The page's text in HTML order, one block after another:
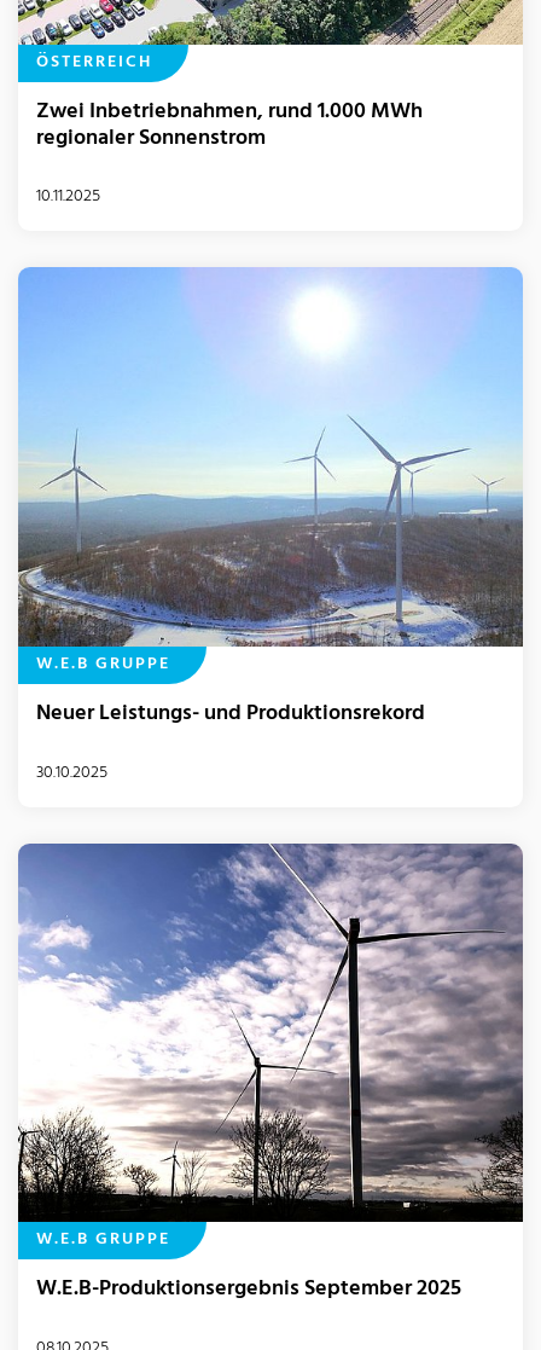
ÖSTERREICH
Zwei Inbetriebnahmen, rund 1.000 MWh
regionaler Sonnenstrom
10.11.2025
W.E.B GRUPPE
Neuer Leistungs- und Produktionsrekord
30.10.2025
W.E.B GRUPPE
W.E.B-Produktionsergebnis September 2025